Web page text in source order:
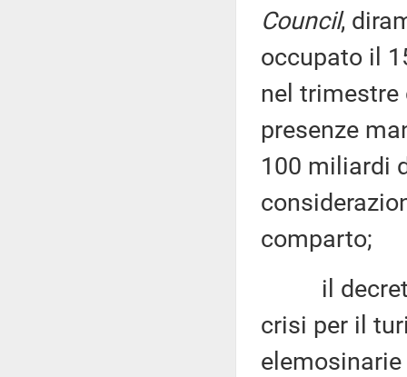
Council,
occupato il
nel
presenze
100 miliardi
comparto;
il decreto-
crisi per il